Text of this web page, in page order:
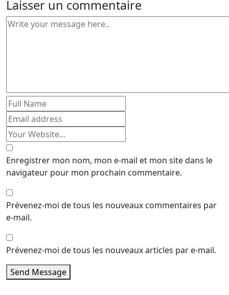
Laisser un commentaire
Enregistrer mon nom, mon e-mail et mon site dans le
navigateur pour mon prochain commentaire.
Prévenez-moi de tous les nouveaux commentaires par
e-mail.
Prévenez-moi de tous les nouveaux articles par e-mail.
Send Message